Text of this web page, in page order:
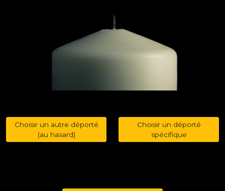
Choisir un autre déporté
(au hasard)
Choisir un déporté
spécifique